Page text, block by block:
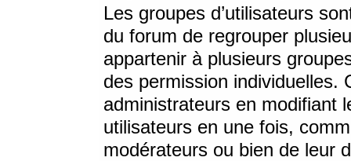
Les groupes d’utilisateurs
du forum de regrouper
appartenir à plusieurs
des permission individuelles.
administrateurs en modifiant
utilisateurs en une fois,
modérateurs ou bien de leur